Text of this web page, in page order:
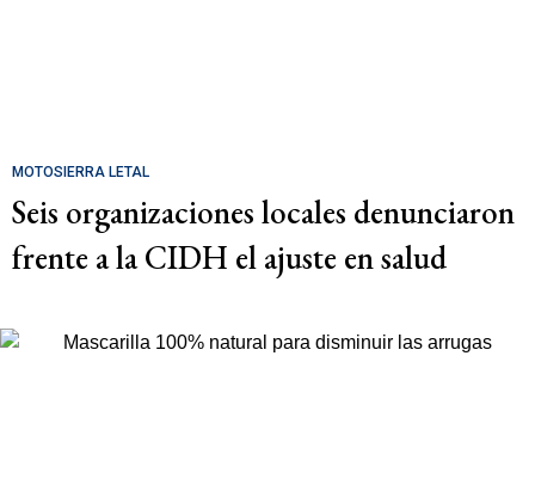
MOTOSIERRA LETAL
Seis organizaciones locales denunciaron
frente a la CIDH el ajuste en salud